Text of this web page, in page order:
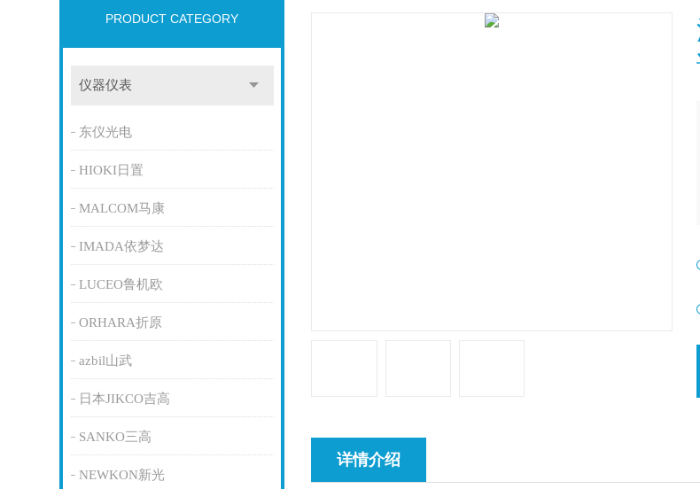
PRODUCT CATEGORY
仪器仪表
东仪光电
HIOKI日置
MALCOM马康
IMADA依梦达
LUCEO鲁机欧
ORHARA折原
azbil山武
日本JIKCO吉高
SANKO三高
NEWKON新光
详情介绍